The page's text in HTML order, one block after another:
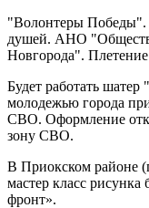
"Волонтеры Победы".
душей. АНО
Новгорода".
Будет работать
молодежью города
СВО. Оформление
зону СВО.
В Приокском районе
мастер класс
фронт».